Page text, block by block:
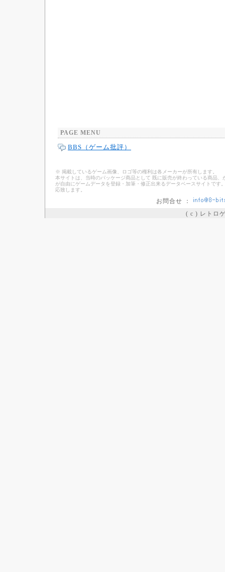
PAGE MENU
BBS（ゲーム批評）
※ 掲載しているゲーム画像、ロゴ等の権利は各メーカーが所有します。
本サイトは、当時のパッケージ商品として 既に販売が終わっている商品
が自由にゲームデータを登録・加筆・修正出来るデータベースサイトで
応致します。
お問合せ ：
( c ) レトロ